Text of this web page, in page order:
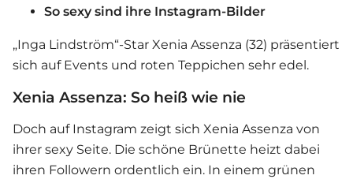
So sexy sind ihre Instagram-Bilder
„Inga Lindström“-Star Xenia Assenza (32) präsentiert
sich auf Events und roten Teppichen sehr edel.
Xenia Assenza: So heiß wie nie
Doch auf Instagram zeigt sich Xenia Assenza von
ihrer sexy Seite. Die schöne Brünette heizt dabei
ihren Followern ordentlich ein. In einem grünen